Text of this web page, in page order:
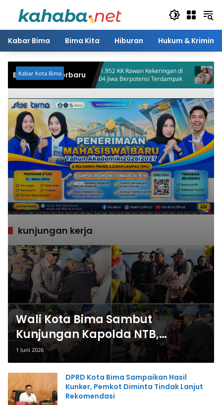
Kabar Bima Bima Kita Hiburan Hukum & Kriminal
Berita Bima Terbaru
BPBD Petakan 1.952 KK Rawan Kekeringan di
Kota Bima, 5.604 Jiwa Berpotensi Terdampak
Korban
Dompu
kunjungan kerja
Kabar Kota Bima
Wali Kota Bima Sambut
Kunjungan Kapolda NTB,
Perkuat Sinergi Keamanan dan
Pembangunan
1 Juni 2026
DPRD Kota Bima Sampaikan Hasil
Kunker, Pemkot Diminta Tindak Lanjut
Rekomendasi